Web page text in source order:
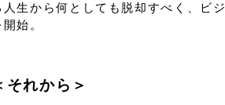
人生から何としても脱却すべく、ビ
開始。
それから＞